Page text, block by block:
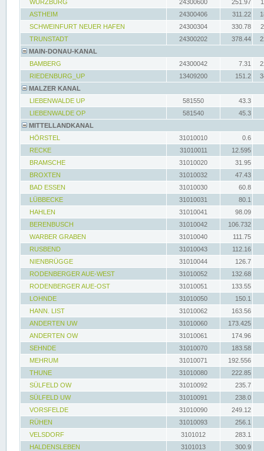
WÜRZBURG 24300600 251.97
ASTHEIM
24300406 311.22
SCHWEINFURT NEUER HAFEN
24300304 330.78
TRUNSTADT
24300202 378.44
MAIN-DONAU-KANAL
BAMBERG
24300042 7.31
RIEDENBURG_UP
13409200 151.2
MALZER KANAL
LIEBENWALDE UP
581550
43.3
LIEBENWALDE OP
581540
45.3
MITTELLANDKANAL
HÖRSTEL
31010010
0.6
RECKE
31010011
12.595
BRAMSCHE
31010020
31.95
BROXTEN
31010032
47.43
BAD ESSEN
31010030
60.8
LÜBBECKE
31010031
80.1
HAHLEN
31010041
98.09
BERENBUSCH
31010042
106.732
WARBER GRABEN
31010040
111.75
RUSBEND
31010043
112.16
NIENBRÜGGE
31010044
126.7
RODENBERGER AUE-WEST
31010052
132.68
RODENBERGER AUE-OST
31010051
133.55
LOHNDE
31010050
150.1
HANN. LIST
31010062
163.56
ANDERTEN UW
31010060
173.425
ANDERTEN OW
31010061
174.96
SEHNDE
31010070
183.58
MEHRUM
31010071
192.556
THUNE
31010080
222.85
SÜLFELD OW
31010092
235.7
SÜLFELD UW
31010091
238.0
VORSFELDE
31010090
249.12
RÜHEN
31010093
256.1
VELSDORF
3101012
283.1
HALDENSLEBEN
3101013
300.9